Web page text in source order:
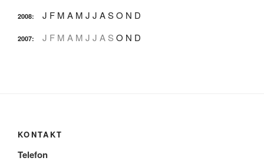
2008: J F M A M J J ASO N D
2007: J F M A M J J A S O N D
KONTAKT
Telefon